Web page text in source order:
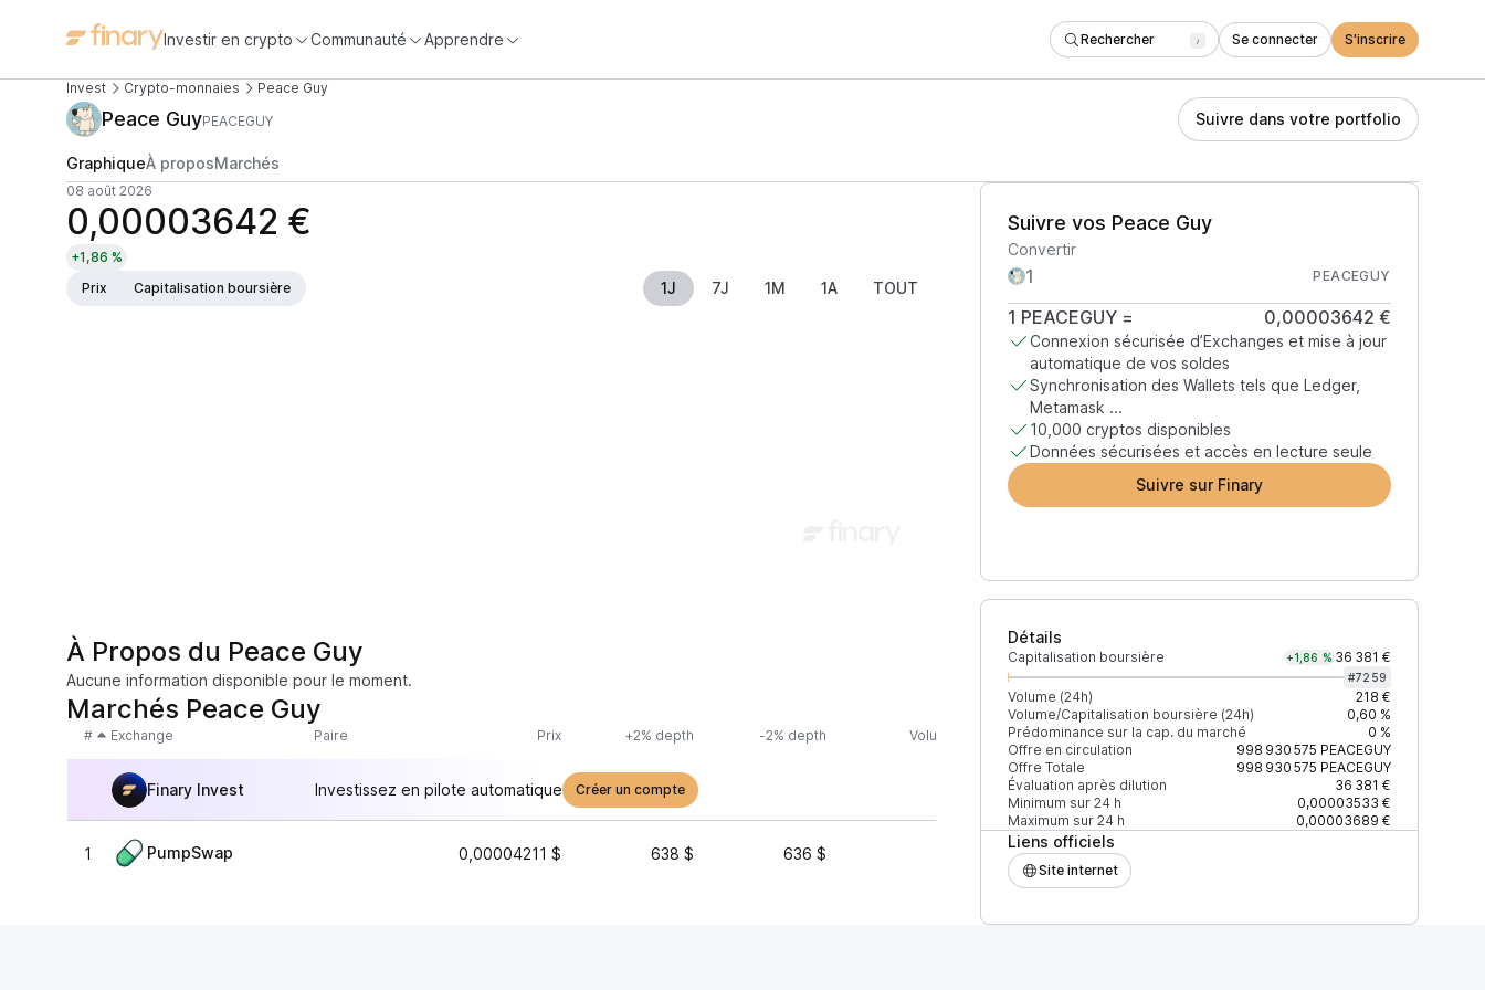
Investir en crypto Communauté Apprendre Rechercher / Se connecter S'inscrire
Invest Crypto-monnaies Peace Guy
Peace GuyPEACEGUY Suivre dans votre portfolio
GraphiqueÀ proposMarchés
08 août 2026
0,00003642 €
+1,86 %
Prix
Capitalisation boursière 1J 7J 1M 1A TOUT
Suivre vos Peace Guy
Convertir
PEACEGUY
1 PEACEGUY= 0,00003642 €
Connexion sécurisée d’Exchanges et mise à jour
automatique de vos soldes
Synchronisation des Wallets tels que Ledger,
Metamask ...
10,000 cryptos disponibles
Données sécurisées et accès en lecture seule
Suivre sur Finary
Détails
Capitalisation boursière +1,86 % 36 381 €
#7259
Volume (24h)
218 €
Volume/Capitalisation boursière (24h)
0,60 %
Prédominance sur la cap. du marché
0 %
Offre en circulation
998 930 575 PEACEGUY
Offre Totale
998 930 575 PEACEGUY
Évaluation après dilution
36 381 €
Minimum sur 24 h
0,00003533 €
Maximum sur 24 h
0,00003689 €
Liens officiels
Site internet
À Propos du Peace Guy
Aucune information disponible pour le moment.
Marchés Peace Guy
# Exchange Paire Prix +2% depth -2% depth Volume (24h) % du volume Confiance Mis à jour
Finary Invest Investissez en pilote automatique Créer un compte
1 PumpSwap 0,00004211 $ 638 $ 636 $ 100 %